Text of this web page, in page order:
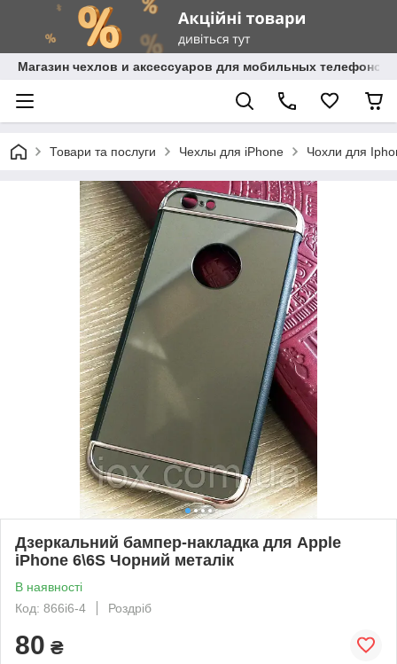
Магазин чехлов и аксессуаров для мобильных телефонов
Товари та послуги Чехлы для iPhone Чохли для
Дзеркальний бампер-накладка для Apple
iPhone 6\6S Чорний металік
В наявності
Код: 866i6-4
Роздріб
80 ₴